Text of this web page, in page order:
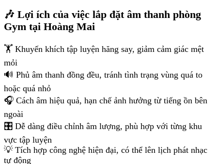
🎶 Lợi ích của việc lắp đặt âm thanh phòng
Gym tại Hoàng Mai
🏋️ Khuyến khích tập luyện hăng say, giảm cảm giác mệt
mỏi
🔊 Phủ âm thanh đồng đều, tránh tình trạng vùng quá to
hoặc quá nhỏ
🎧 Cách âm hiệu quả, hạn chế ảnh hưởng từ tiếng ồn bên
ngoài
🎛️ Dễ dàng điều chỉnh âm lượng, phù hợp với từng khu
vực tập luyện
💡 Tích hợp công nghệ hiện đại, có thể lên lịch phát nhạc
tự động